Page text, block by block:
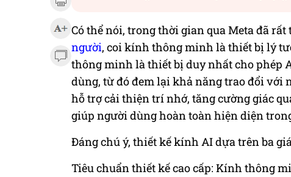
Có thể nói, trong thời gian qua Meta đã
người, coi kính thông minh là thiết bị lý
thông minh là thiết bị duy nhất cho phép
dùng, từ đó đem lại khả năng trao đổi với
hỗ trợ cải thiện trí nhớ, tăng cường giác
giúp người dùng hoàn toàn hiện diện
Đáng chú ý, thiết kế kính AI dựa trên ba
Tiêu chuẩn thiết kế cao cấp: Kính thông